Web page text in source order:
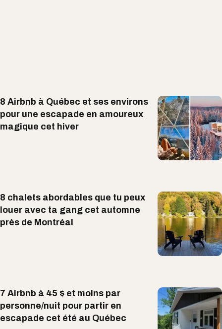
8 Airbnb à Québec et ses environs
pour une escapade en amoureux
magique cet hiver
8 chalets abordables que tu peux
louer avec ta gang cet automne
près de Montréal
7 Airbnb à 45 $ et moins par
personne/nuit pour partir en
escapade cet été au Québec